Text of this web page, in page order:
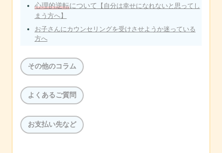
心理的逆転について
【自分は幸せになれないと思ってし
まう方へ】
お子さんにカウンセリングを受けさせようか迷っている
方へ
その他のコラム
よくあるご質問
お支払い先など